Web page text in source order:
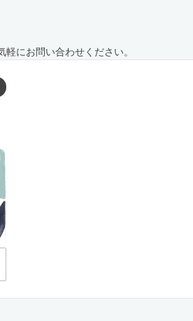
にお問い合わせください。